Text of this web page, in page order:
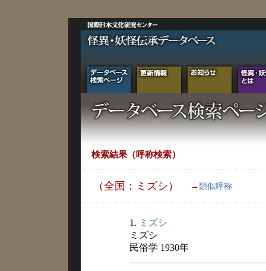
検索結果（呼称検索）
（全国：ミズシ） → 類似呼称
1. ミズシ
ミズシ
民俗学 1930年